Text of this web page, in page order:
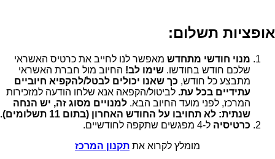
אופציות תשלום:
מנוי חודשי מתחדש מאפשר לנו לחייב את כרטיס האשראי
שלכם חודש בחודשו. שימו לב! החיוב מול חברת האשראי
מתבצע כל חודש, כך שאנו יכולים לבטל/להקפיא חיוביים
עתידיים בכל עת. לביטול/הקפאה אנא שלחו הודעה למזכירות
המרכז, לפני מועד החיוב הבא. למנויים מסוג זה, יש הנחה
שנתית: לא תחויבו על החודש האחרון (בתום 11 תשלומים).
כרטיסיה ל-4 מפגשים שתקפה לחודשיים.
מומלץ לקרוא את תקנון המרכז